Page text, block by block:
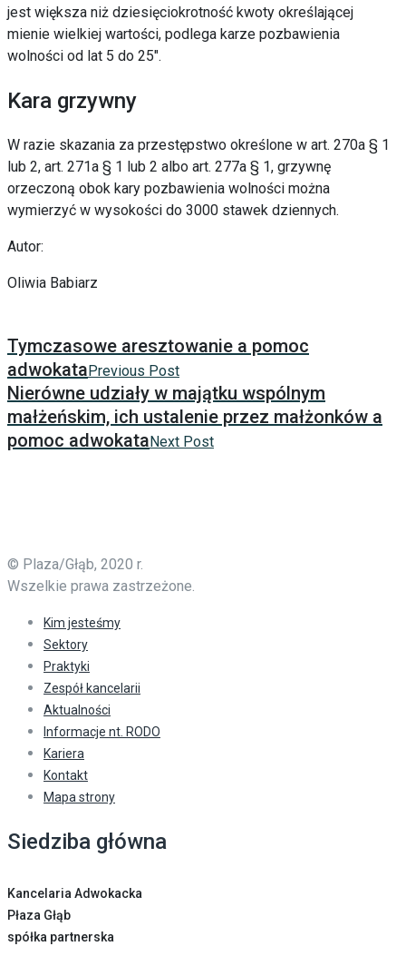
jest większa niż dziesięciokrotność kwoty określającej
mienie wielkiej wartości, podlega karze pozbawienia
wolności od lat 5 do 25″.
Kara grzywny
W razie skazania za przestępstwo określone w art. 270a § 1
lub 2, art. 271a § 1 lub 2 albo art. 277a § 1, grzywnę
orzeczoną obok kary pozbawienia wolności można
wymierzyć w wysokości do 3000 stawek dziennych.
Autor:
Oliwia Babiarz
Tymczasowe aresztowanie a pomoc
adwokataPrevious Post
Nierówne udziały w majątku wspólnym
małżeńskim, ich ustalenie przez małżonków a
pomoc adwokataNext Post
© Plaza/Głąb, 2020 r.
Wszelkie prawa zastrzeżone.
Kim jesteśmy
Sektory
Praktyki
Zespół kancelarii
Aktualności
Informacje nt. RODO
Kariera
Kontakt
Mapa strony
Siedziba główna
Kancelaria Adwokacka
Płaza Głąb
spółka partnerska